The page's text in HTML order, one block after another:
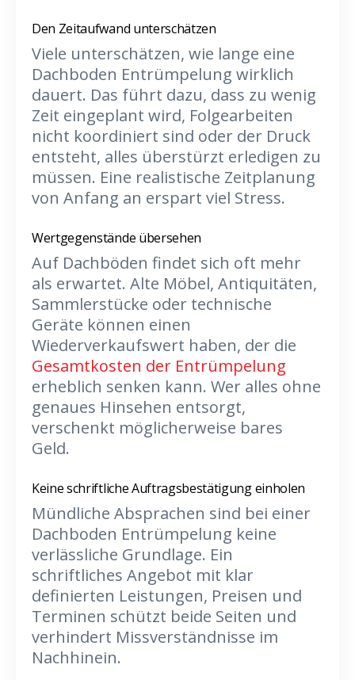
Den Zeitaufwand unterschätzen
Viele unterschätzen, wie lange eine
Dachboden Entrümpelung wirklich
dauert. Das führt dazu, dass zu wenig
Zeit eingeplant wird, Folgearbeiten
nicht koordiniert sind oder der Druck
entsteht, alles überstürzt erledigen zu
müssen. Eine realistische Zeitplanung
von Anfang an erspart viel Stress.
Wertgegenstände übersehen
Auf Dachböden findet sich oft mehr
als erwartet. Alte Möbel, Antiquitäten,
Sammlerstücke oder technische
Geräte können einen
Wiederverkaufswert haben, der die
Gesamtkosten der Entrümpelung
erheblich senken kann. Wer alles ohne
genaues Hinsehen entsorgt,
verschenkt möglicherweise bares
Geld.
Keine schriftliche Auftragsbestätigung einholen
Mündliche Absprachen sind bei einer
Dachboden Entrümpelung keine
verlässliche Grundlage. Ein
schriftliches Angebot mit klar
definierten Leistungen, Preisen und
Terminen schützt beide Seiten und
verhindert Missverständnisse im
Nachhinein.